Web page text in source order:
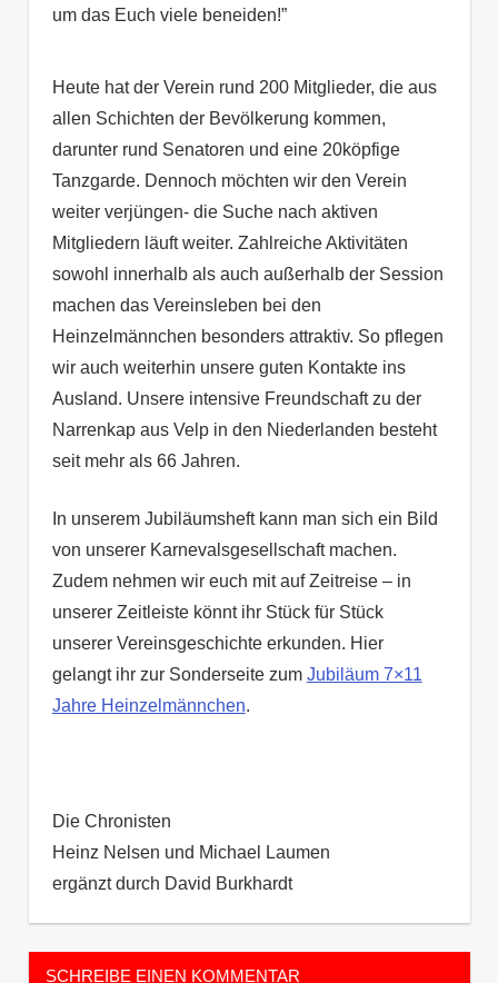
um das Euch viele beneiden!”
Heute hat der Verein rund 200 Mitglieder, die aus
allen Schichten der Bevölkerung kommen,
darunter rund Senatoren und eine 20köpfige
Tanzgarde. Dennoch möchten wir den Verein
weiter verjüngen- die Suche nach aktiven
Mitgliedern läuft weiter. Zahlreiche Aktivitäten
sowohl innerhalb als auch außerhalb der Session
machen das Vereinsleben bei den
Heinzelmännchen besonders attraktiv. So pflegen
wir auch weiterhin unsere guten Kontakte ins
Ausland. Unsere intensive Freundschaft zu der
Narrenkap aus Velp in den Niederlanden besteht
seit mehr als 66 Jahren.
In unserem Jubiläumsheft kann man sich ein Bild
von unserer Karnevalsgesellschaft machen.
Zudem nehmen wir euch mit auf Zeitreise – in
unserer Zeitleiste könnt ihr Stück für Stück
unserer Vereinsgeschichte erkunden. Hier
gelangt ihr zur Sonderseite zum Jubiläum 7×11
Jahre Heinzelmännchen.
Die Chronisten
Heinz Nelsen und Michael Laumen
ergänzt durch David Burkhardt
SCHREIBE EINEN KOMMENTAR